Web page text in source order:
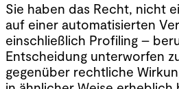
Sie haben das Recht, nicht
auf einer automatisierten
einschließlich Profiling –
Entscheidung unterworfen
gegenüber rechtliche